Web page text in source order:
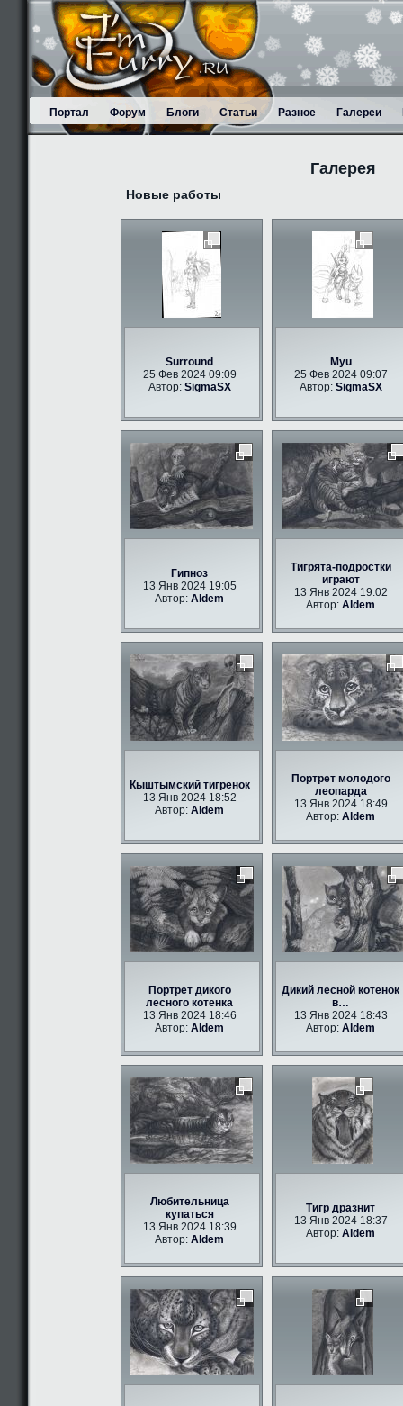
Портал Форум Блоги Статьи Разное Галереи
Галерея
Новые работы
Surround
25 Фев 2024 09:09
Автор: SigmaSX
Myu
25 Фев 2024 09:07
Автор: SigmaSX
Гипноз
13 Янв 2024 19:05
Автор:Aldem
Тигрята-подростки
играют
13 Янв 2024 19:02
Автор:Aldem
Кыштымский тигренок
13 Янв 2024 18:52
Автор:Aldem
Портрет молодого
леопарда
13 Янв 2024 18:49
Автор:Aldem
Портрет дикого
лесного котенка
13 Янв 2024 18:46
Автор:Aldem
Дикий лесной котенок
в…
13 Янв 2024 18:43
Автор:Aldem
Любительница
купаться
13 Янв 2024 18:39
Автор:Aldem
Тигр дразнит
13 Янв 2024 18:37
Автор:Aldem